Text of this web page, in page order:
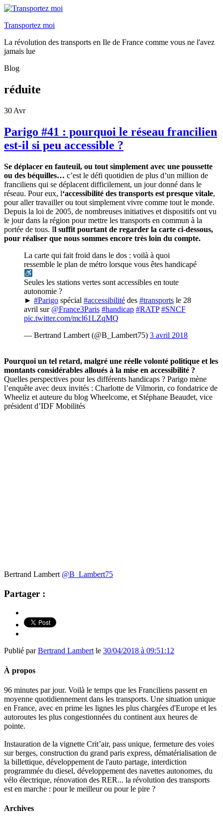
Transportez moi
La révolution des transports en Ile de France comme vous ne l'avez
jamais lue
Blog
réduite
30 Avr
Parigo #41 : pourquoi le réseau francilien
est-il si peu accessible ?
Se déplacer en fauteuil, ou tout simplement avec une poussette
ou des béquilles… c’est le défi quotidien de plus d’un million de
franciliens qui se déplacent difficilement, un jour donné dans le
réseau. Pour eux, l‘accessibilité des transports est presque vitale,
pour aller travailler ou tout simplement vivre comme tout le monde.
Depuis la loi de 2005, de nombreuses initiatives et dispositifs ont vu
le jour dans la région pour mettre les transports en commun à la
portée de tous. Il suffit pourtant de regarder la carte ci-dessous,
pour réaliser que nous sommes encore très loin du compte.
La carte qui fait froid dans le dos : voilà à quoi
ressemble le plan de métro lorsque vous êtes handicapé
Seules les stations vertes sont accessibles en toute
autonomie ?
► #Parigo spécial #accessibilité des #transports le 28
avril sur @France3Paris #handicap #RATP #SNCF
pic.twitter.com/mcl61LZqMQ
— Bertrand Lambert (@B_Lambert75) 3 avril 2018
Pourquoi un tel retard, malgré une réelle volonté politique et les
montants considérables alloués à la mise en accessibilité ?
Quelles perspectives pour les différents handicaps ? Parigo mène
l’enquête avec deux invités : Charlotte de Vilmorin, co fondatrice de
Wheeliz et auteure du blog Wheelcome, et Stéphane Beaudet, vice
président d’IDF Mobilités
Bertrand Lambert @B_Lambert75
Partager :
Publié parBertrand Lambertle 30/04/2018 à 09:51:12
À propos
96 minutes par jour. Voilà le temps que les Franciliens passent en
moyenne quotidiennement dans les transports. Une situation unique
en France, avec en prime les lignes les plus chargées d'Europe et les
autoroutes les plus congestionnées du continent aux heures de
pointe.
Instauration de la vignette Crit’air, pass unique, fermeture des voies
sur berges, construction du grand paris express, dématérialisation de
la billettique, développement de l'auto partage, interdiction
programmée du diesel, développement des navettes autonomes, du
vélo électrique, rénovation des RER... la révolution des transports
est en marche : pour le meilleur ou pour le pire ?
Archives